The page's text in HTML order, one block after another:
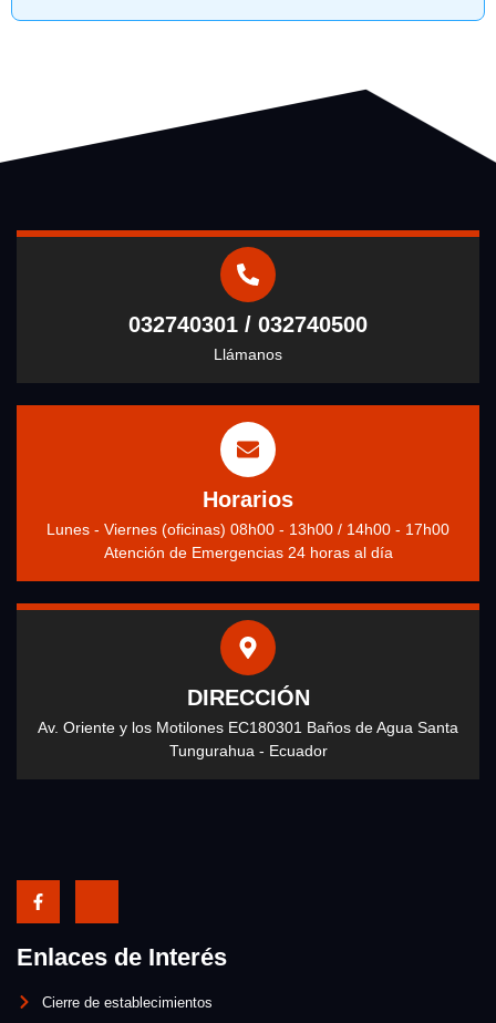
032740301 / 032740500
Llámanos
Horarios
Lunes - Viernes (oficinas) 08h00 - 13h00 / 14h00 - 17h00
Atención de Emergencias 24 horas al día
DIRECCIÓN
Av. Oriente y los Motilones EC180301 Baños de Agua Santa
Tungurahua - Ecuador
Enlaces de Interés
Cierre de establecimientos